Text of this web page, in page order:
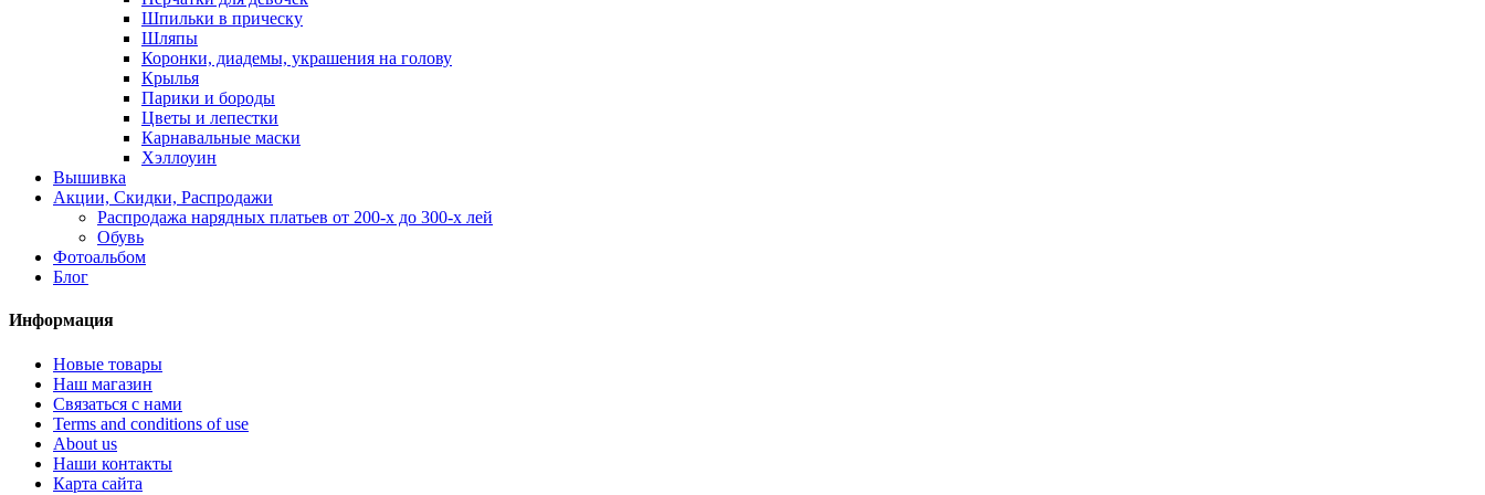
Шпильки в прическу
Шляпы
Коронки, диадемы, украшения на голову
Крылья
Парики и бороды
Цветы и лепестки
Карнавальные маски
Хэллоуин
Вышивка
Акции, Скидки, Распродажи
Распродажа нарядных платьев от 200-х до 300-х лей
Обувь
Фотоальбом
Блог
Информация
Новые товары
Наш магазин
Связаться с нами
Terms and conditions of use
About us
Наши контакты
Карта сайта